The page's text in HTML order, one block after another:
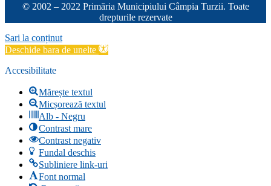
© 2002 – 2022 Primăria Municipiului Câmpia Turzii. Toate
drepturile rezervate
Sari la conținut
Deschide bara de unelte
Accesibilitate
Mărește textul
Micșorează textul
Alb - Negru
Contrast mare
Contrast negativ
Fundal deschis
Subliniere link-uri
Font normal